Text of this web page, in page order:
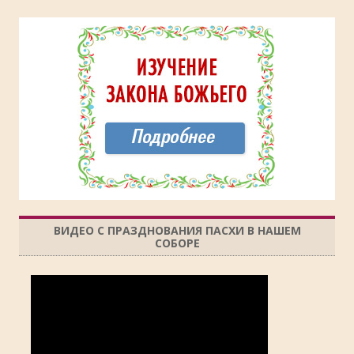
ВИДЕО С ПРАЗДНОВАНИЯ ПАСХИ В НАШЕМ
СОБОРЕ